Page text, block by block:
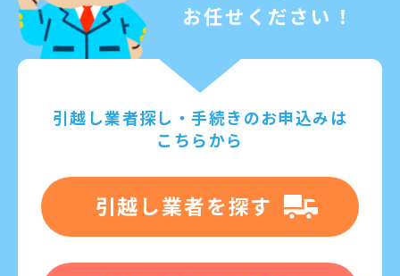
お任せください！
引越し業者探し・手続きのお申込みは
こちらから
引越し業者を探す